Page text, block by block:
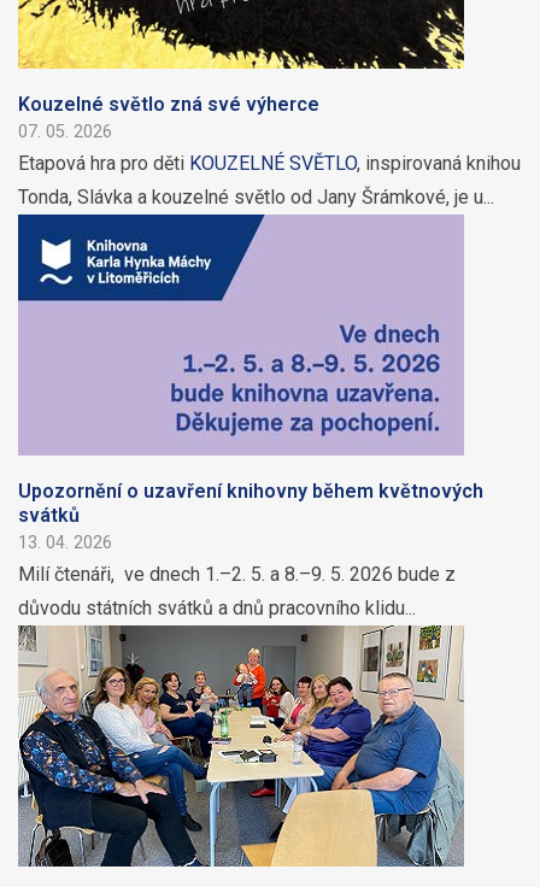
Kouzelné světlo zná své výherce
07. 05. 2026
Etapová hra pro děti KOUZELNÉ SVĚTLO, inspirovaná knihou
Tonda, Slávka a kouzelné světlo od Jany Šrámkové, je u...
Upozornění o uzavření knihovny během květnových
svátků
13. 04. 2026
Milí čtenáři, ve dnech 1.–2. 5. a 8.–9. 5. 2026 bude z
důvodu státních svátků a dnů pracovního klidu...